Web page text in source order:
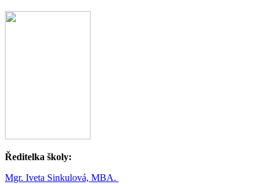
Ředitelka školy:
Mgr. Iveta Sinkulová, MBA.